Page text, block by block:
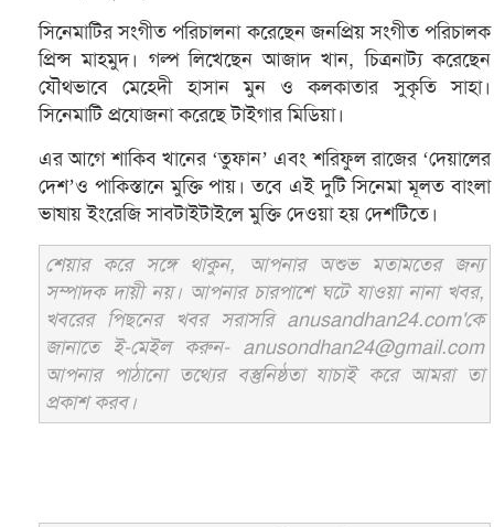
সিনেমাটির সংগীত পরিচালনা করেছেন জনপ্রিয় সংগীত পরিচালক
প্রিন্স মাহমুদ। গল্প লিখেছেন আজাদ খান, চিত্রনাট্য করেছেন
যৌথভাবে মেহেদী হাসান মুন ও কলকাতার সুকৃতি সাহা।
সিনেমাটি প্রযোজনা করেছে টাইগার মিডিয়া।
এর আগে শাকিব খানের ‘তুফান’ এবং শরিফুল রাজের ‘দেয়ালের
দেশ’ও পাকিস্তানে মুক্তি পায়। তবে এই দুটি সিনেমা মূলত বাংলা
ভাষায় ইংরেজি সাবটাইটাইলে মুক্তি দেওয়া হয় দেশটিতে।
শেয়ার করে সঙ্গে থাকুন, আপনার অশুভ মতামতের জন্য
সম্পাদক দায়ী নয়। আপনার চারপাশে ঘটে যাওয়া নানা খবর,
খবরের পিছনের খবর সরাসরি anusandhan24.com'কে
জানাতে ই-মেইল করুন- anusondhan24@gmail.com
আপনার পাঠানো তথ্যের বস্তুনিষ্ঠতা যাচাই করে আমরা তা
প্রকাশ করব।